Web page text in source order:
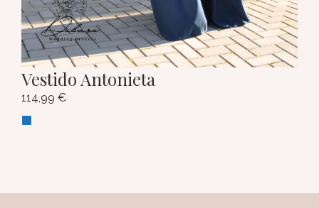
Vestido Antonieta
114,99 €